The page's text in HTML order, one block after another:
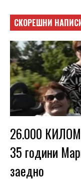
СКОРЕШНИ
26.000
35 години
заедно